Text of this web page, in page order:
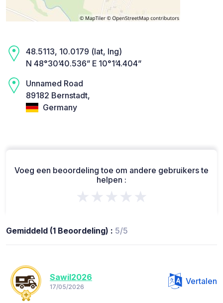
48.5113, 10.0179 (lat, lng)
N 48°30’40.536” E 10°1’4.404”
Unnamed Road
89182 Bernstadt,
Germany
Voeg een beoordeling toe om andere gebruikers te
helpen :
★★★★★
Gemiddeld (1 Beoordeling) : 5/5
Sawil2026
17/05/2026
Vertalen